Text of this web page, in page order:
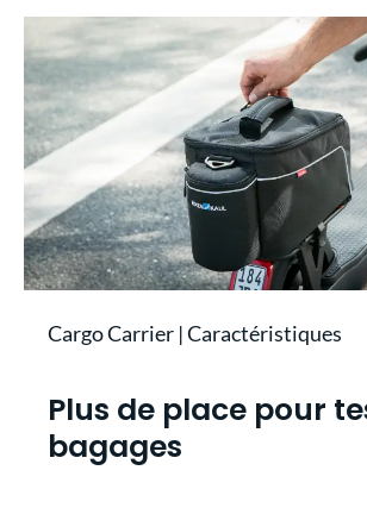
Cargo Carrier | Caractéristiques
Plus de place pour
bagages